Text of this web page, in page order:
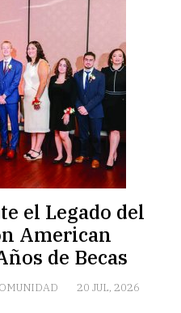
el Legado del
American
de Becas
20 JUL, 2026